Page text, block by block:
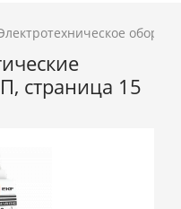
страница 15